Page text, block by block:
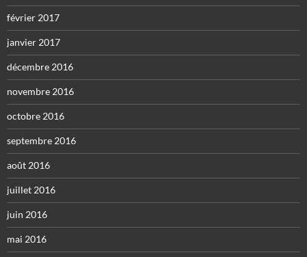
février 2017
janvier 2017
décembre 2016
novembre 2016
octobre 2016
septembre 2016
août 2016
juillet 2016
juin 2016
mai 2016